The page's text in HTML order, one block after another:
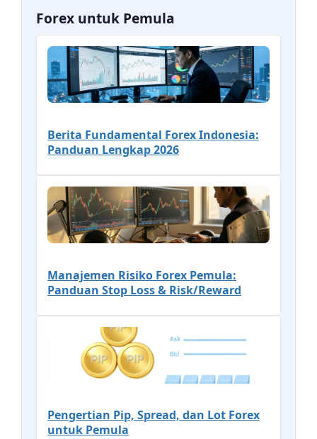
Forex untuk Pemula
Berita Fundamental Forex Indonesia:
Panduan Lengkap 2026
Manajemen Risiko Forex Pemula:
Panduan Stop Loss & Risk/Reward
Pengertian Pip, Spread, dan Lot Forex
untuk Pemula